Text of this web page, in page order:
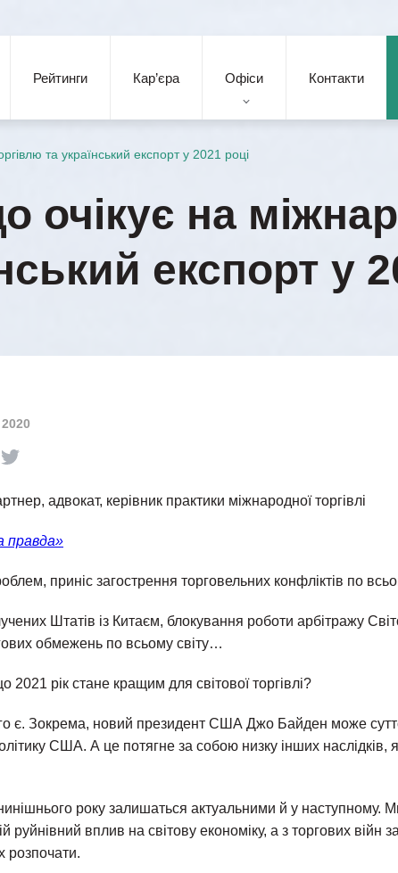
Рейтинги Кар’єра Офіси Контакти
та український експорт у 2021 році
очікує на
експорт у
адвокат, керівник практики міжнародної торгівлі
правда»
приніс загострення торговельних конфліктів по
Штатів із Китаєм, блокування роботи арбітражу
обмежень по всьому світу…
2021 рік стане кращим для світової торгівлі?
є. Зокрема, новий президент США Джо Байден може
США. А це потягне за собою низку інших наслідків,
року залишаться актуальними й у наступному.
руйнівний вплив на світову економіку, а з торгових війн
розпочати.